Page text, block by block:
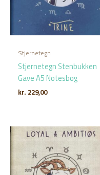
Stjernetegn
Stjernetegn Stenbukken
Gave A5 Notesbog
kr. 229,00